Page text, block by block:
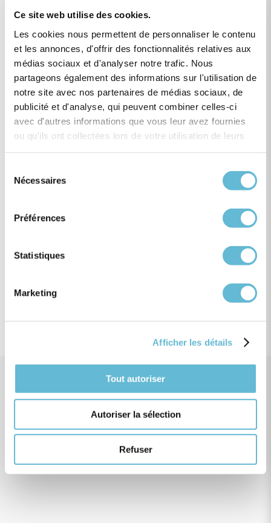
Ce site web utilise des cookies.
Les cookies nous permettent de personnaliser le contenu
et les annonces, d'offrir des fonctionnalités relatives aux
médias sociaux et d'analyser notre trafic. Nous
partageons également des informations sur l'utilisation de
notre site avec nos partenaires de médias sociaux, de
publicité et d'analyse, qui peuvent combiner celles-ci
avec d'autres informations que vous leur avez fournies
ou qu'ils ont collectées lors de votre utilisation de leurs
Nécessaires
Préférences
Statistiques
Marketing
Afficher les détails
Tout autoriser
Autoriser la sélection
Refuser
Nos partenaires de projet
ÉVÉNEMENTS
CORPORATIFS